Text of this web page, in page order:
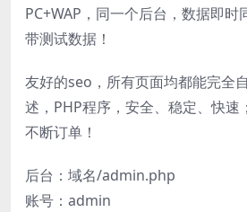
PC+WAP，同一个后台，数据即
带测试数据！
友好的seo，所有页面均都能完全
述，PHP程序，安全、稳定、快速
不断订单！
后台：域名/admin.php
账号：admin